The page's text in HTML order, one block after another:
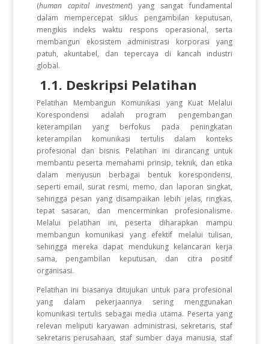
(human capital investment) yang sangat fundamental
dalam mempercepat siklus pengambilan keputusan,
mengikis indeks waktu respons operasional, serta
membangun ekosistem administrasi korporasi yang
patuh, akuntabel, dan tepercaya di kancah industri
global.
1.1. Deskripsi Pelatihan
Pelatihan Membangun Komunikasi yang Kuat Melalui
Korespondensi adalah program pengembangan
keterampilan yang berfokus pada peningkatan
keterampilan komunikasi tertulis dalam konteks
profesional dan bisnis. Pelatihan ini dirancang untuk
membantu peserta memahami prinsip, teknik, dan etika
dalam menyusun berbagai bentuk korespondensi,
seperti email, surat resmi, memo, dan laporan singkat,
sehingga pesan yang disampaikan lebih jelas, ringkas,
tepat sasaran, dan mencerminkan profesionalisme.
Melalui pelatihan ini, peserta diharapkan mampu
membangun komunikasi yang efektif melalui tulisan,
sehingga mereka dapat mendukung kelancaran kerja
sama, pengambilan keputusan, dan citra positif
organisasi.
Pelatihan ini biasanya ditujukan untuk para profesional
yang dalam pekerjaannya sering menggunakan
komunikasi tertulis sebagai media utama. Peserta yang
relevan meliputi karyawan administrasi, sekretaris, staf
sekretaris perusahaan, staf sumber daya manusia, staf